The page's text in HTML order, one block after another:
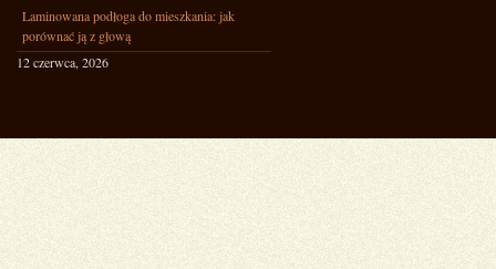
Laminowana podłoga do mieszkania: jak
porównać ją z głową
12 czerwca, 2026